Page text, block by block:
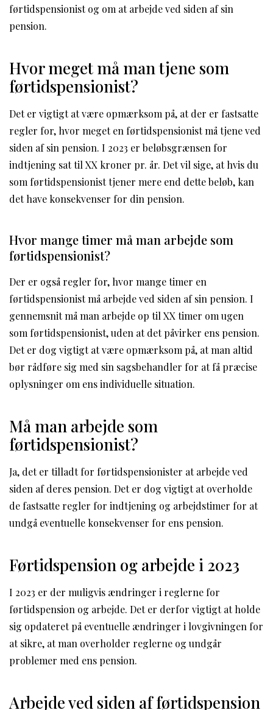
førtidspensionist og om at arbejde ved siden af sin
pension.
Hvor meget må man tjene som
førtidspensionist?
Det er vigtigt at være opmærksom på, at der er fastsatte
regler for, hvor meget en førtidspensionist må tjene ved
siden af sin pension. I 2023 er beløbsgrænsen for
indtjening sat til XX kroner pr. år. Det vil sige, at hvis du
som førtidspensionist tjener mere end dette beløb, kan
det have konsekvenser for din pension.
Hvor mange timer må man arbejde som
førtidspensionist?
Der er også regler for, hvor mange timer en
førtidspensionist må arbejde ved siden af sin pension. I
gennemsnit må man arbejde op til XX timer om ugen
som førtidspensionist, uden at det påvirker ens pension.
Det er dog vigtigt at være opmærksom på, at man altid
bør rådføre sig med sin sagsbehandler for at få præcise
oplysninger om ens individuelle situation.
Må man arbejde som
førtidspensionist?
Ja, det er tilladt for førtidspensionister at arbejde ved
siden af deres pension. Det er dog vigtigt at overholde
de fastsatte regler for indtjening og arbejdstimer for at
undgå eventuelle konsekvenser for ens pension.
Førtidspension og arbejde i 2023
I 2023 er der muligvis ændringer i reglerne for
førtidspension og arbejde. Det er derfor vigtigt at holde
sig opdateret på eventuelle ændringer i lovgivningen for
at sikre, at man overholder reglerne og undgår
problemer med ens pension.
Arbejde ved siden af førtidspension